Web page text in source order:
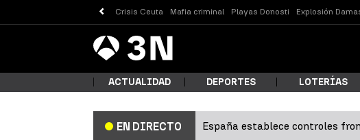
Crisis Ceuta Mafia criminal Playas Donosti Explosión
Antena
3 Noticias
ACTUALIDAD DEPORTES LOTERÍAS
EN DIRECTO España establece controles